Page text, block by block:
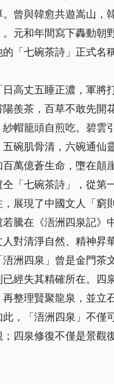
。曾與韓愈共遊嵩山，
。元和年間寫下轟動朝
「七碗茶詩」正式名
高丈五睡正濃，軍將
陽羨茶，百草不敢先開
紗帽籠頭自煎吃。碧雲
五碗肌骨清，六碗通仙
百萬億蒼生命，墮在顛
「七碗茶詩」，從第
，展現了中國文人「窮
騰在《浯洲四泉記》
人對清淨自然、精神昇
洲四泉」曾是金門茶
已經失其精確所在。四
再整理賢聚龍泉，並立
，「浯洲四泉」不僅
；四泉修復不僅是景觀